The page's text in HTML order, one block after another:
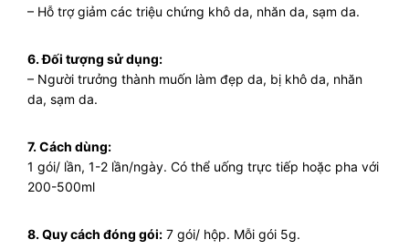
– Hỗ trợ giảm các triệu chứng khô da, nhăn da, sạm da.
6. Đối tượng sử dụng:
– Người trưởng thành muốn làm đẹp da, bị khô da, nhăn
da, sạm da.
7. Cách dùng:
1 gói/ lần, 1-2 lần/ngày. Có thể uống trực tiếp hoặc pha với
200-500ml
8. Quy cách đóng gói: 7 gói/ hộp. Mỗi gói 5g.